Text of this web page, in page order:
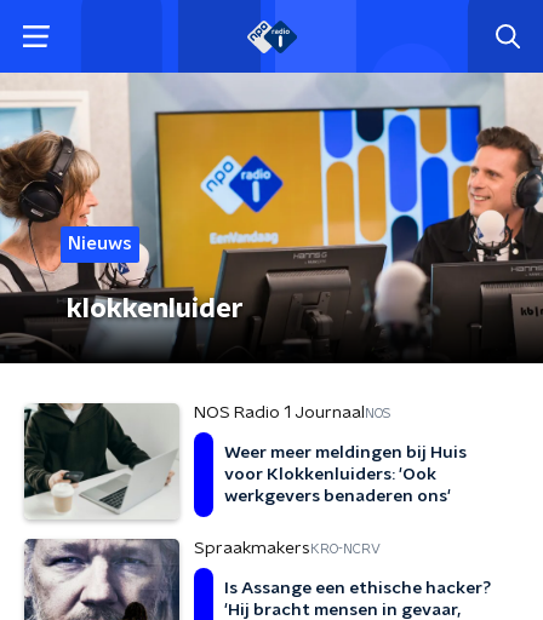
Nieuws
klokkenluider
NOS Radio 1 Journaal NOS
Weer meer meldingen bij Huis
voor Klokkenluiders: 'Ook
werkgevers benaderen ons'
Spraakmakers KRO-NCRV
Is Assange een ethische hacker?
'Hij bracht mensen in gevaar,